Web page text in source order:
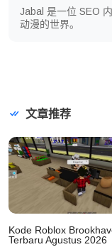
Jabal 是一位 SEO
动漫的世界。
文章推荐
Kode Roblox
Terbaru Agustus 2026